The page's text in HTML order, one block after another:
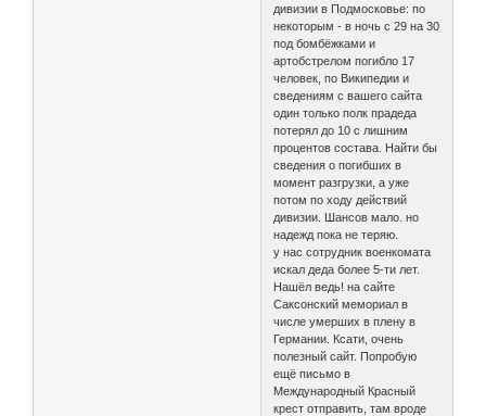
дивизии в Подмосковье: по
некоторым - в ночь с 29 на 30
под бомбёжками и
артобстрелом погибло 17
человек, по Википедии и
сведениям с вашего сайта
один только полк прадеда
потерял до 10 с лишним
процентов состава. Найти бы
сведения о погибших в
момент разгрузки, а уже
потом по ходу действий
дивизии. Шансов мало. но
надежд пока не теряю.
у нас сотрудник военкомата
искал деда более 5-ти лет.
Нашёл ведь! на сайте
Саксонский мемориал в
числе умерших в плену в
Германии. Ксати, очень
полезный сайт. Попробую
ещё письмо в
Международный Красный
крест отправить, там вроде